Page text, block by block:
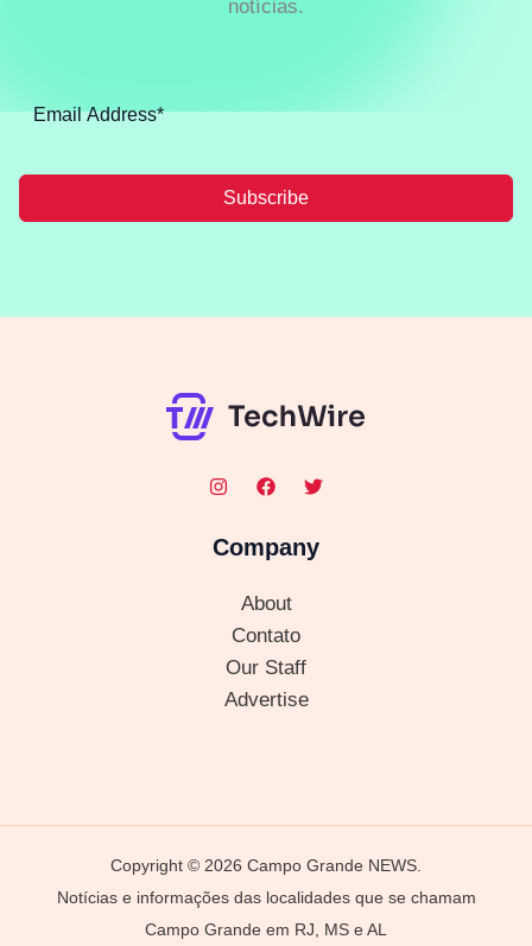
notícias.
Subscribe
Company
About
Contato
Our Staff
Advertise
Copyright © 2026 Campo Grande NEWS.
Notícias e informações das localidades que se chamam
Campo Grande em RJ, MS e AL